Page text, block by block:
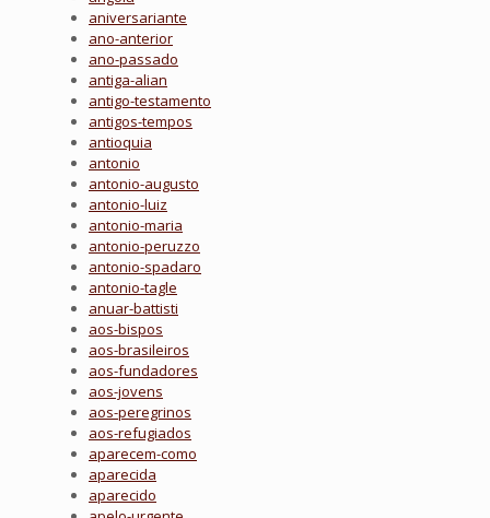
aniversariante
ano-anterior
ano-passado
antiga-alian
antigo-testamento
antigos-tempos
antioquia
antonio
antonio-augusto
antonio-luiz
antonio-maria
antonio-peruzzo
antonio-spadaro
antonio-tagle
anuar-battisti
aos-bispos
aos-brasileiros
aos-fundadores
aos-jovens
aos-peregrinos
aos-refugiados
aparecem-como
aparecida
aparecido